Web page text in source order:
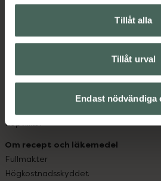
Tillåt alla
Tillåt urval
Endast nödvändiga
Kontakta oss
Hitta apotek
Leverans, betalning och retur
Sajtens tillgänglighet
Köpvillkor
Om recept och läkemedel
Fullmakter
Högkostnadsskyddet